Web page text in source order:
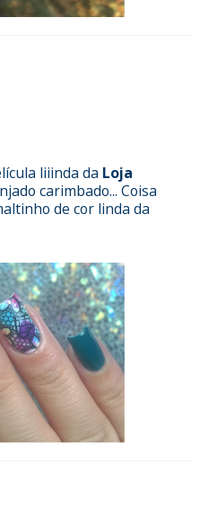
liiinda da Loja
carimbado... Coisa
de cor linda da